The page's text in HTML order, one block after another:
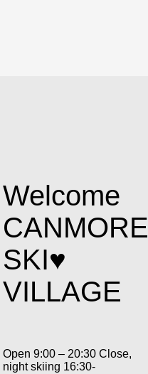
Welcome
CANMORE
SKI♥
VILLAGE
Open 9:00 – 20:30 Close,
night skiing 16:30-